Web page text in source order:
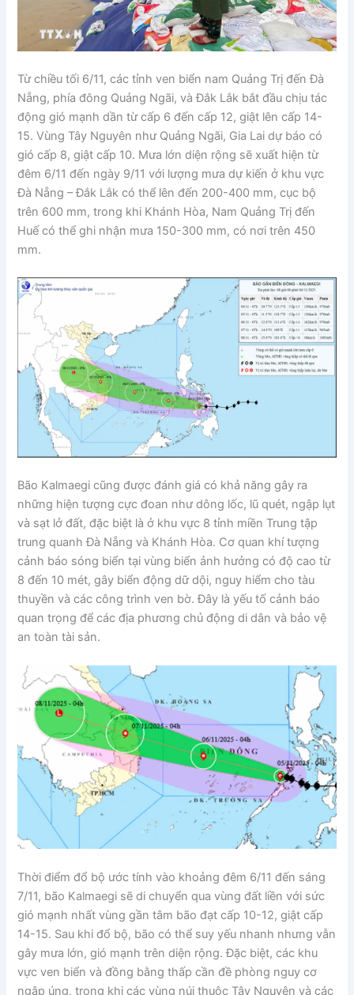
Từ chiều tối 6/11, các tỉnh ven biển nam Quảng Trị đến Đà
Nẵng, phía đông Quảng Ngãi, và Đắk Lắk bắt đầu chịu tác
động gió mạnh dần từ cấp 6 đến cấp 12, giật lên cấp 14-
15. Vùng Tây Nguyên như Quảng Ngãi, Gia Lai dự báo có
gió cấp 8, giật cấp 10. Mưa lớn diện rộng sẽ xuất hiện từ
đêm 6/11 đến ngày 9/11 với lượng mưa dự kiến ở khu vực
Đà Nẵng – Đắk Lắk có thể lên đến 200-400 mm, cục bộ
trên 600 mm, trong khi Khánh Hòa, Nam Quảng Trị đến
Huế có thể ghi nhận mưa 150-300 mm, có nơi trên 450
mm.
Bão Kalmaegi cũng được đánh giá có khả năng gây ra
những hiện tượng cực đoan như dông lốc, lũ quét, ngập lụt
và sạt lở đất, đặc biệt là ở khu vực 8 tỉnh miền Trung tập
trung quanh Đà Nẵng và Khánh Hòa. Cơ quan khí tượng
cảnh báo sóng biển tại vùng biển ảnh hưởng có độ cao từ
8 đến 10 mét, gây biển động dữ dội, nguy hiểm cho tàu
thuyền và các công trình ven bờ. Đây là yếu tố cảnh báo
quan trọng để các địa phương chủ động di dân và bảo vệ
an toàn tài sản.
Thời điểm đổ bộ ước tính vào khoảng đêm 6/11 đến sáng
7/11, bão Kalmaegi sẽ di chuyển qua vùng đất liền với sức
gió mạnh nhất vùng gần tâm bão đạt cấp 10-12, giật cấp
14-15. Sau khi đổ bộ, bão có thể suy yếu nhanh nhưng vẫn
gây mưa lớn, gió mạnh trên diện rộng. Đặc biệt, các khu
vực ven biển và đồng bằng thấp cần đề phòng nguy cơ
ngập úng, trong khi các vùng núi thuộc Tây Nguyên và các